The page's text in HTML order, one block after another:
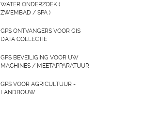
WATER ONDERZOEK (
ZWEMBAD / SPA )
GPS ONTVANGERS VOOR GIS
DATA COLLECTIE
GPS BEVEILIGING VOOR UW
MACHINES / MEETAPPARATUUR
GPS VOOR AGRICULTUUR -
LANDBOUW